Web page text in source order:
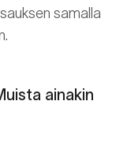
samalla
ainakin